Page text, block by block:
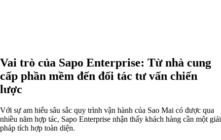
Vai trò của Sapo Enterprise: Từ nhà cung
cấp phần mềm đến đối tác tư vấn chiến
lược
Với sự am hiểu sâu sắc quy trình vận hành của Sao Mai có được qua
nhiều năm hợp tác, Sapo Enterprise nhận thấy khách hàng cần một giải
pháp tích hợp toàn diện.